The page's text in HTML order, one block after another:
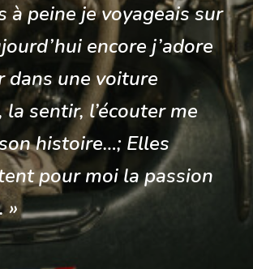
à peine je voyageais sur
encore j’adore
dans une voiture
la sentir, l’écouter me
histoire…; Elles
pour moi la passion
»